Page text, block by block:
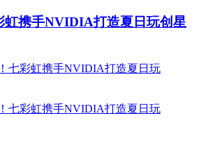
虹携手NVIDIA打造夏日玩创星